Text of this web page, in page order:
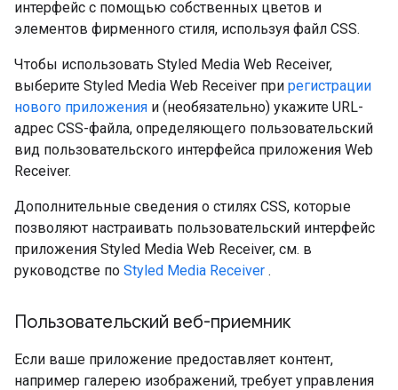
интерфейс с помощью собственных цветов и
элементов фирменного стиля, используя файл CSS.
Чтобы использовать Styled Media Web Receiver,
выберите Styled Media Web Receiver при регистрации
нового приложения и (необязательно) укажите URL-
адрес CSS-файла, определяющего пользовательский
вид пользовательского интерфейса приложения Web
Receiver.
Дополнительные сведения о стилях CSS, которые
позволяют настраивать пользовательский интерфейс
приложения Styled Media Web Receiver, см. в
руководстве по Styled Media Receiver .
Пользовательский веб-приемник
Если ваше приложение предоставляет контент,
например галерею изображений, требует управления